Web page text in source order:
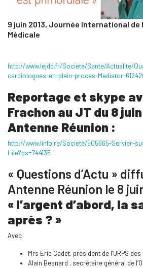
9 juin 2013, Journée International de
Médicale
http://www.lejdd.fr/Societe/Sante/Actualite/
cardiologues-en-plein-proces-Mediator-
Reportage et skype
Frachon au JT du 8
Antenne Réunion :
http://www.linfo.re/Societe/505665-Servier-
l-ile?ps=744135
« Questions d’Actu »
Antenne Réunion le 8
« l’argent d’abord, la
après ? »
Avec
Mrs Eric Cadet, président de l’URPS
Alain Besnard , secrétaire général de